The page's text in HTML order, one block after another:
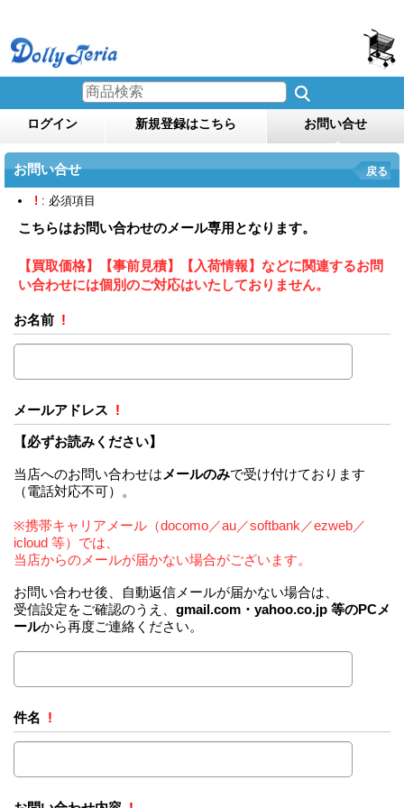
ログイン 新規登録はこちら お問い合せ
お問い合せ 戻る
! : 必須項目
こちらはお問い合わせのメール専用となります。
【買取価格】【事前見積】【入荷情報】などに関連するお問
い合わせには個別のご対応はいたしておりません。
お名前 !
メールアドレス !
【必ずお読みください】
当店へのお問い合わせは メールのみで受け付けております
（電話対応不可）。
※携帯キャリアメール（docomo／au／softbank／ezweb／
icloud 等）では、
当店からのメールが届かない場合がございます。
お問い合わせ後、自動返信メールが届かない場合は、
受信設定をご確認のうえ、 gmail.com・yahoo.co.jp 等のPCメ
ールから再度ご連絡ください。
件名 !